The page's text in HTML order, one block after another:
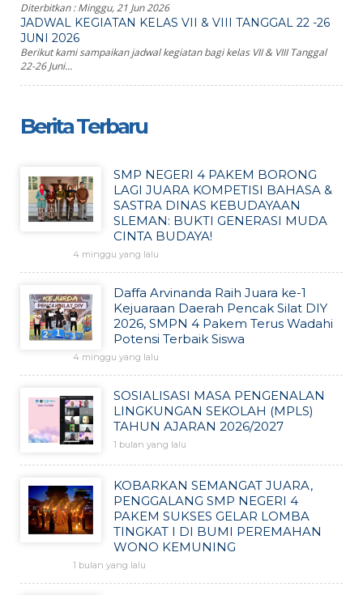
Diterbitkan :Minggu, 21 Jun 2026
JADWAL KEGIATAN KELAS VII & VIII TANGGAL 22 -26
JUNI 2026
Berikut kami sampaikan jadwal kegiatan bagi kelas VII & VIII Tanggal
22-26 Juni...
Berita Terbaru
SMP NEGERI 4 PAKEM BORONG
LAGI JUARA KOMPETISI BAHASA &
SASTRA DINAS KEBUDAYAAN
SLEMAN: BUKTI GENERASI MUDA
CINTA BUDAYA!
4 minggu yang lalu
Daffa Arvinanda Raih Juara ke-1
Kejuaraan Daerah Pencak Silat DIY
2026, SMPN 4 Pakem Terus Wadahi
Potensi Terbaik Siswa
4 minggu yang lalu
SOSIALISASI MASA PENGENALAN
LINGKUNGAN SEKOLAH (MPLS)
TAHUN AJARAN 2026/2027
1 bulan yang lalu
KOBARKAN SEMANGAT JUARA,
PENGGALANG SMP NEGERI 4
PAKEM SUKSES GELAR LOMBA
TINGKAT I DI BUMI PEREMAHAN
WONO KEMUNING
1 bulan yang lalu